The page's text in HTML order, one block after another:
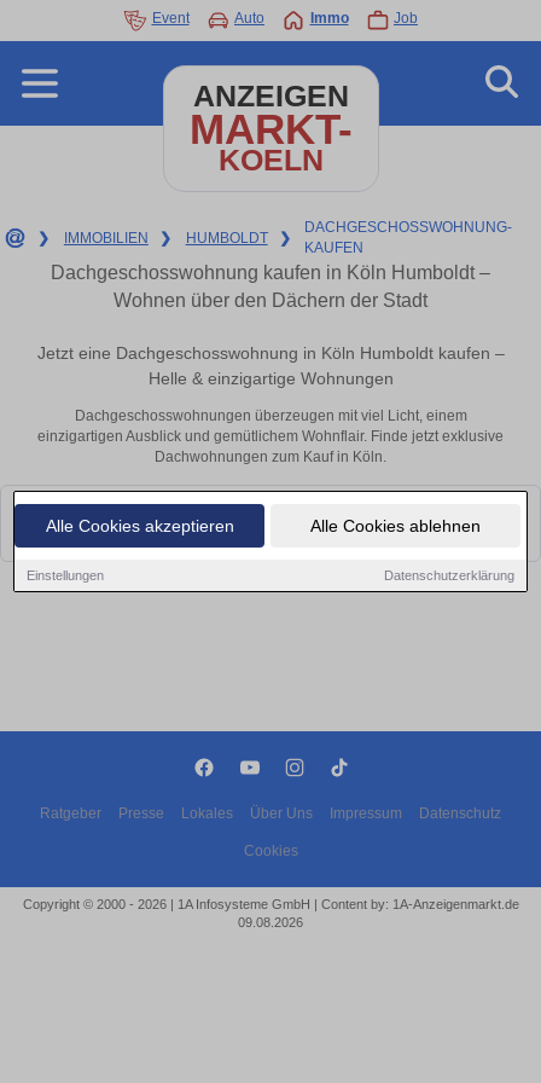
Alle Cookies akzeptieren Alle Cookies ablehnen
Einstellungen Datenschutzerklärung
Event Auto Immo Job
ANZEIGEN
MARKT-
KOELN
❯ IMMOBILIEN ❯ HUMBOLDT ❯
DACHGESCHOSSWOHNUNG-
KAUFEN
Dachgeschosswohnung kaufen in Köln Humboldt –
Wohnen über den Dächern der Stadt
Jetzt eine Dachgeschosswohnung in Köln Humboldt kaufen –
Helle & einzigartige Wohnungen
Dachgeschosswohnungen überzeugen mit viel Licht, einem
einzigartigen Ausblick und gemütlichem Wohnflair. Finde jetzt exklusive
Dachwohnungen zum Kauf in Köln.
Leider konnten wir derzeit keine passenden Objekte finden. Schauen Sie
bald wieder vorbei!
Ratgeber Presse Lokales Über Uns Impressum Datenschutz
Cookies
Copyright © 2000 - 2026 | 1A Infosysteme GmbH | Content by: 1A-Anzeigenmarkt.de
09.08.2026